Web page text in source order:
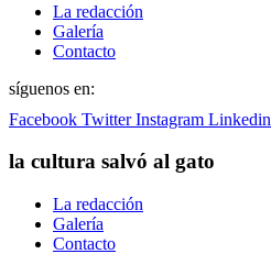
La redacción
Galería
Contacto
síguenos en:
Facebook Twitter Instagram Linkedin
la cultura salvó al gato
La redacción
Galería
Contacto